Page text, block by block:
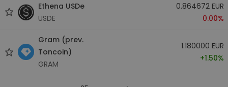
Ethena USDe
USDE
0.864672 EUR
0.00%
Gram (prev.
Toncoin)
GRAM
1.180000 EUR
+1.50%